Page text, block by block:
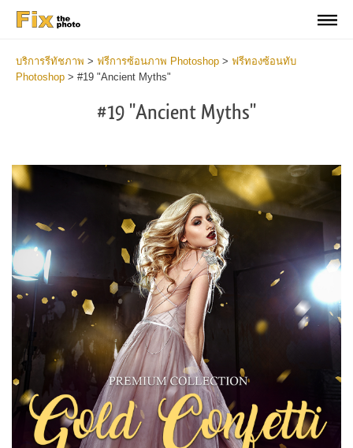
บริการรีทัชภาพ > ฟรีการซ้อนภาพ Photoshop > ฟรีทองซ้อนทับ
Photoshop > #19 "Ancient Myths"
#19 "Ancient Myths"
โปรดเลือก
Free Gold Overlay #19
Small 800*533px